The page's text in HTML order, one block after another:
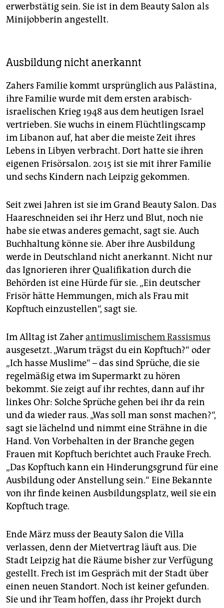
erwerbstätig sein. Sie ist in dem Beauty Salon als
Minijobberin angestellt.
Ausbildung nicht anerkannt
Zahers Familie kommt ursprünglich aus Palästina,
ihre Familie wurde mit dem ersten arabisch-
israelischen Krieg 1948 aus dem heutigen Israel
vertrieben. Sie wuchs in einem Flüchtlingscamp
im Libanon auf, hat aber die meiste Zeit ihres
Lebens in Libyen verbracht. Dort hatte sie ihren
eigenen Frisörsalon. 2015 ist sie mit ihrer Familie
und sechs Kindern nach Leipzig gekommen.
Seit zwei Jahren ist sie im Grand Beauty Salon. Das
Haareschneiden sei ihr Herz und Blut, noch nie
habe sie etwas anderes gemacht, sagt sie. Auch
Buchhaltung könne sie. Aber ihre Ausbildung
werde in Deutschland nicht anerkannt. Nicht nur
das Ignorieren ihrer Qualifikation durch die
Behörden ist eine Hürde für sie. „Ein deutscher
Frisör hätte Hemmungen, mich als Frau mit
Kopftuch einzustellen“, sagt sie.
Im Alltag ist Zaherantimuslimischem Rassismus
ausgesetzt. „Warum trägst du ein Kopftuch?“ oder
„Ich hasse Muslime“ – das sind Sprüche, die sie
regelmäßig etwa im Supermarkt zu hören
bekommt. Sie zeigt auf ihr rechtes, dann auf ihr
linkes Ohr: Solche Sprüche gehen bei ihr da rein
und da wieder raus. „Was soll man sonst machen?“,
sagt sie lächelnd und nimmt eine Strähne in die
Hand. Von Vorbehalten in der Branche gegen
Frauen mit Kopftuch berichtet auch Frauke Frech.
„Das Kopftuch kann ein Hinderungsgrund für eine
Ausbildung oder Anstellung sein.“ Eine Bekannte
von ihr finde keinen Ausbildungsplatz, weil sie ein
Kopftuch trage.
Ende März muss der Beauty Salon die Villa
verlassen, denn der Mietvertrag läuft aus. Die
Stadt Leipzig hat die Räume bisher zur Verfügung
gestellt. Frech ist im Gespräch mit der Stadt über
einen neuen Standort. Noch ist keiner gefunden.
Sie und ihr Team hoffen, dass ihr Projekt durch